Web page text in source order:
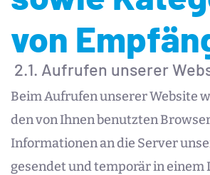
von
2.1. Aufrufen unserer
Beim Aufrufen unserer Website
den von Ihnen benutzten
Informationen an die Server
gesendet und temporär in einem